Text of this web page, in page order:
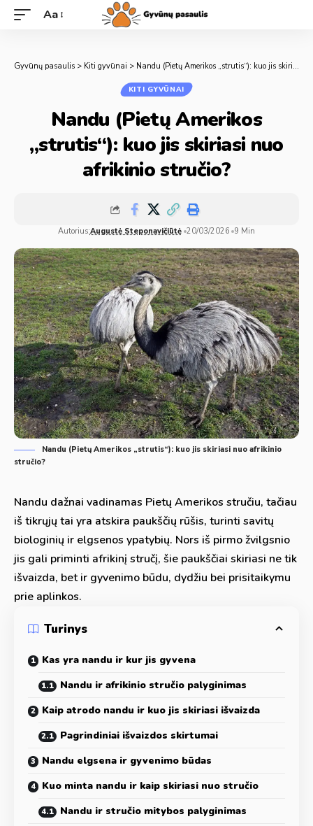
Aa
Gyvūnų pasaulis > Kiti gyvūnai > Nandu (Pietų Amerikos „strutis“): kuo jis skiriasi nuo afrikinio stručio?
KITI GYVŪNAI
Nandu (Pietų Amerikos
„strutis“): kuo jis skiriasi nuo
afrikinio stručio?
Autorius:Augustė Steponavičiūtė 20/03/2026 9 Min
Nandu (Pietų Amerikos „strutis“): kuo jis skiriasi nuo afrikinio
stručio?
Nandu dažnai vadinamas Pietų Amerikos stručiu, tačiau
iš tikrųjų tai yra atskira paukščių rūšis, turinti savitų
biologinių ir elgsenos ypatybių. Nors iš pirmo žvilgsnio
jis gali priminti afrikinį stručį, šie paukščiai skiriasi ne tik
išvaizda, bet ir gyvenimo būdu, dydžiu bei prisitaikymu
prie aplinkos.
Turinys
Kas yra nandu ir kur jis gyvena
Nandu ir afrikinio stručio palyginimas
Kaip atrodo nandu ir kuo jis skiriasi išvaizda
Pagrindiniai išvaizdos skirtumai
Nandu elgsena ir gyvenimo būdas
Kuo minta nandu ir kaip skiriasi nuo stručio
Nandu ir stručio mitybos palyginimas